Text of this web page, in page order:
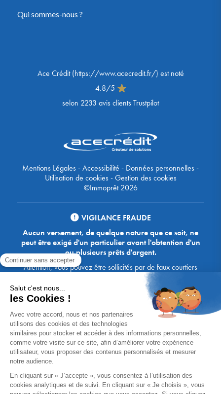
Qui sommes-nous ?
Ace Crédit(https://www.acecredit.fr/) est noté
4.8/5
selon 2233 avis clients Trustpilot
Mentions Légales-Accessibilité - Données personnelles-
Utilisation de cookies-Gestion des cookies
©Immoprêt 2026
VIGILANCE FRAUDE
Aucun versement, de quelque nature que ce soit, ne
peut être exigé d'un particulier avant l'obtention d'un
ou plusieurs prêts d'argent.
Attention, vous pouvez être sollicités par de faux courtiers
Ace Crédit / Immoprêt, qui vous proposent de bénéficier de
crédits, en vous demandant de transmettre des documents,
des fonds, des coordonnées bancaires, etc. Soyez vigilants :
Immoprêt ne demande jamais à ses clients de virer sur ses
comptes des sommes prêtées par les banques, à l'exception
des honoraires des agences. Les courtiers Ace Crédit /
Immoprêt vous écrivent toujours d'une adresse mail
xxxx@acecredit.fr ou xxxx@immopret.fr.
* Taux fixe national hors assurance, pouvant varier selon votre région et
dossier. Exemple représentatif pour un montant emprunté de 200 000 €.
Taux débiteur fixe de 2.85 % et TAEG fixe (hors frais) de 3.21 % (taux
assurance emprunteur de 0,36%) sur 15 ans. 180 mensualités de